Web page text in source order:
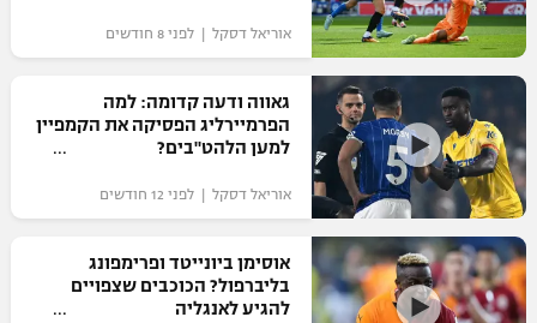
תוצאות
לוח שידורים
ברחבה
"מעל הליגה" – פודקאסט
הפועל תל אביב
הפועל חיפה
הפועל באר שבע
מכבי נתניה
בני יהודה
ליגה הולנדית
ליגה סינית
ליגה ברזילאית
ליגות נוספות
דני אבדיה
שחייה
אגרוף
ספורט אולימפי
UFC
היאבקות WWE
אוריאל דסקל | לפני 8 חודשים
גאווה ודעה קדומה: למה
הפרמיירליג הפסיקה את הקמפיין
למען הלהט"בים?
אוריאל דסקל | לפני 12 חודשים
אוסימן ביונייטד ופרימפונג
בליברפול? הכוכבים שצפויים
להגיע לאנגליה